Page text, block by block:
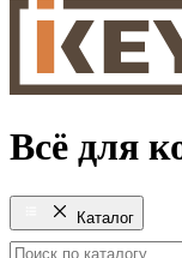
Всё для
Каталог